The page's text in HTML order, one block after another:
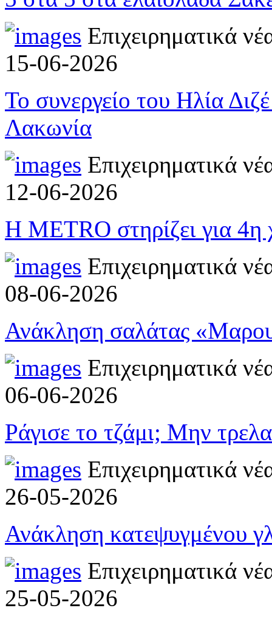
Επιχειρηματικά
15-06-2026
Το συνεργείο του Ηλία
Λακωνία
Επιχειρηματικά
12-06-2026
Η METRO στηρίζει για 4η
Επιχειρηματικά
08-06-2026
Ανάκληση σαλάτας
Επιχειρηματικά
06-06-2026
Ράγισε το τζάμι; Μην
Επιχειρηματικά
26-05-2026
Ανάκληση κατεψυγμένου
Επιχειρηματικά
25-05-2026